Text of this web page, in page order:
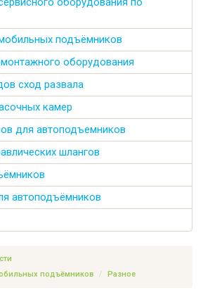
подъёмников
оборудования
сход развала
камер
для автоподъемников
шлангов
автоподъёмников
подъёмников
Разное